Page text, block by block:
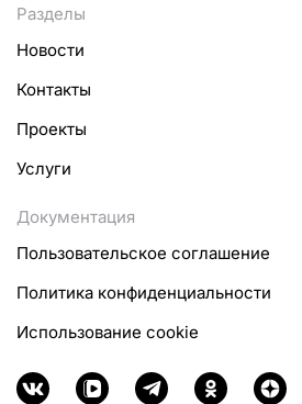
Разделы
Новости
Контакты
Проекты
Услуги
Документация
Пользовательское соглашение
Политика конфиденциальности
Использование cookie